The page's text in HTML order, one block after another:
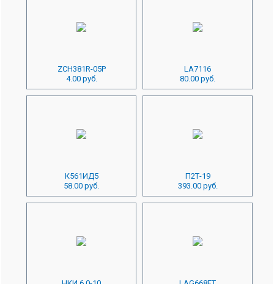
ZCH381R-05P
4.00 руб.
LA7116
80.00 руб.
К561ИД5
58.00 руб.
П2Т-19
393.00 руб.